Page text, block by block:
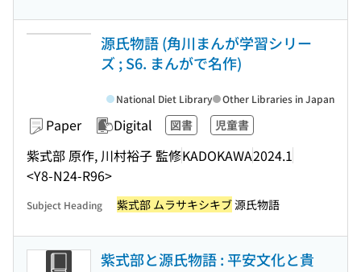
源氏物語 (角川まんが学習シリー
ズ ; S6. まんがで名作)
Paper Digital 図書 児童書
紫式部 原作, 川村裕子 監修KADOKAWA2024.1
<Y8-N24-R96>
National Diet Library Other Libraries in Japan
Subject Heading 紫式部 ムラサキシキブ源氏物語
紫式部と源氏物語 : 平安文化と貴